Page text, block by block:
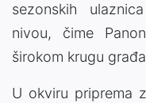
sezonskih
nivou, čime
širokom krugu
U okviru priprema